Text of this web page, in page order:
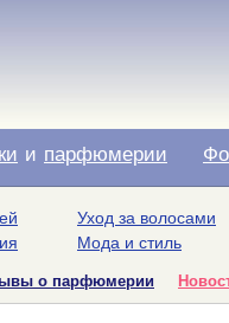
и парфюмерии
Уход за волосами
Мода и стиль
о парфюмерии